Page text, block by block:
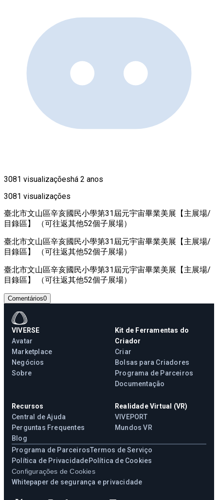
3081 visualizaçõeshá 2 anos
3081 visualizações
臺北市文山區辛亥國民小學第31屆元宇宙畢業美展【主展場/
目錄區】 （可往返其他52個子展場）
臺北市文山區辛亥國民小學第31屆元宇宙畢業美展【主展場/
目錄區】 （可往返其他52個子展場）
臺北市文山區辛亥國民小學第31屆元宇宙畢業美展【主展場/
目錄區】 （可往返其他52個子展場）
Comentários0
VIVERSE
Avatar
Marketplace
Negócios
Sobre
Kit de Ferramentas do
Criador
Criar
Bolsas para Criadores
Programa de Parceiros
Documentação
Recursos
Central de Ajuda
Perguntas Frequentes
Blog
Realidade Virtual (VR)
VIVEPORT
Mundos VR
Programa de ParceirosTermos de Serviço
Política de PrivacidadePolítica de Cookies
Configurações de Cookies
Whitepaper de segurança e privacidade